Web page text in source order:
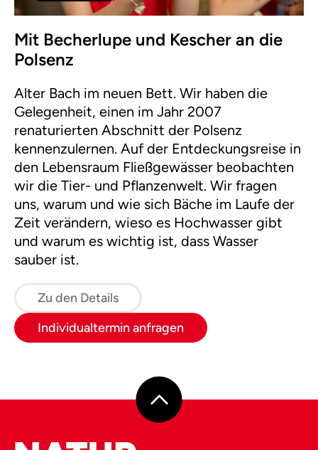
Mit Becherlupe und Kescher an die
Polsenz
Alter Bach im neuen Bett. Wir haben die
Gelegenheit, einen im Jahr 2007
renaturierten Abschnitt der Polsenz
kennenzulernen. Auf der Entdeckungsreise in
den Lebensraum Fließgewässer beobachten
wir die Tier- und Pflanzenwelt. Wir fragen
uns, warum und wie sich Bäche im Laufe der
Zeit verändern, wieso es Hochwasser gibt
und warum es wichtig ist, dass Wasser
sauber ist.
Zu den Details
Individualtermin anfragen